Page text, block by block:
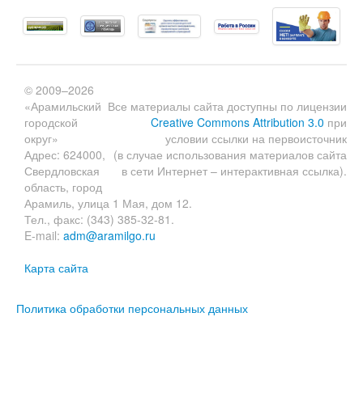
Все материалы сайта доступны по лицензии
Creative Commons Attribution 3.0 при
условии ссылки на первоисточник
(в случае использования материалов сайта
в сети Интернет – интерактивная ссылка).
© 2009–2026
«Арамильский
городской
округ»
Адрес: 624000,
Свердловская
область, город
Арамиль, улица 1 Мая, дом 12.
Тел., факс: (343) 385-32-81.
E-mail: adm@aramilgo.ru
Карта сайта
Политика обработки персональных данных